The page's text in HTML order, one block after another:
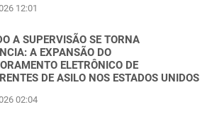
12:01
A SUPERVISÃO SE TORNA
A EXPANSÃO DO
ELETRÔNICO DE
DE ASILO NOS ESTADOS UNIDOS
02:04